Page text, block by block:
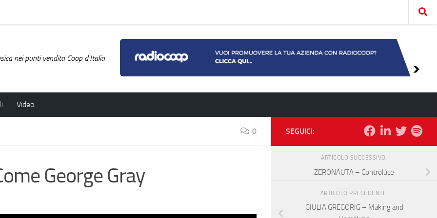
nei punti vendita Coop d'Italia
Video
0
George Gray
SEGUICI:
ARTICOLO SUCCESSIVO
ZERONAUTA – Controluce
ARTICOLO PRECEDENTE
GIULIA GREGORIG – Making and